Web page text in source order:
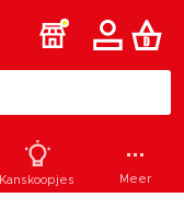
Kanskoopjes Meer